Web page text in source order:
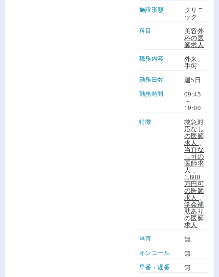
施設形態
クリニ
ック
科目
美容外
科の医
師求人
職務内容
外来、
手術
勤務日数 週5日
勤務時間
09:45
～
19:00
特徴
救急対
応なし
の医師
求人
当直な
し可の
医師求
人
1,800
万円可
の医師
求人
学会補
助あり
の医師
求人
当直 無
オンコール 無
早番・遅番 無